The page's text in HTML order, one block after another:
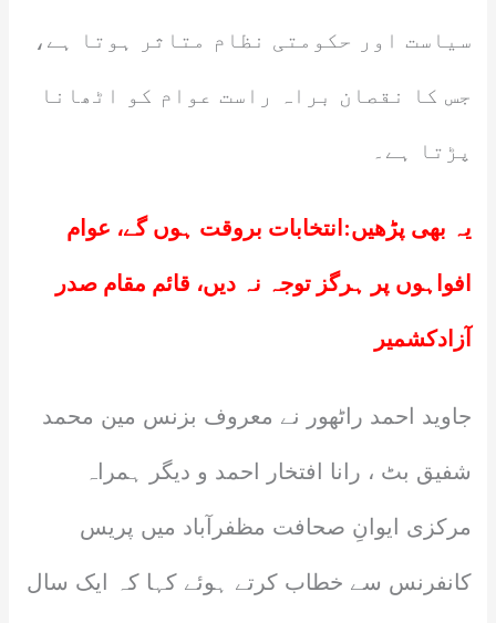
سیاست اور حکومتی نظام متاثر ہوتا ہے،
جس کا نقصان براہ راست عوام کو اٹھانا
پڑتا ہے۔
یہ بھی پڑھیں: انتخابات بروقت ہوں گے، عوام
افواہوں پر ہرگز توجہ نہ دیں، قائم مقام صدر
آزادکشمیر
جاوید احمد راٹھور نے معروف بزنس مین محمد
شفیق بٹ ، رانا افتخار احمد و دیگر ہمراہ
مرکزی ایوانِ صحافت مظفرآباد میں پریس
کانفرنس سے خطاب کرتے ہوئے کہا کہ ایک سال